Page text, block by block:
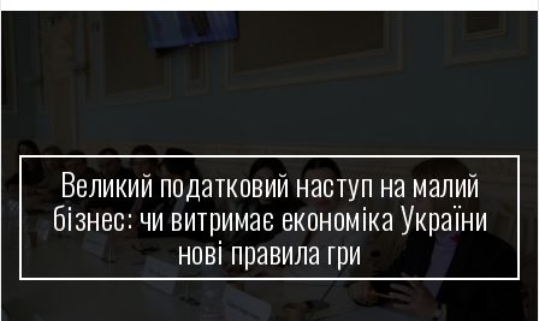
Великий податковий наступ на малий
бізнес: чи витримає економіка України
нові правила гри